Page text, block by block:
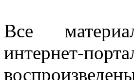
Все
интернет-